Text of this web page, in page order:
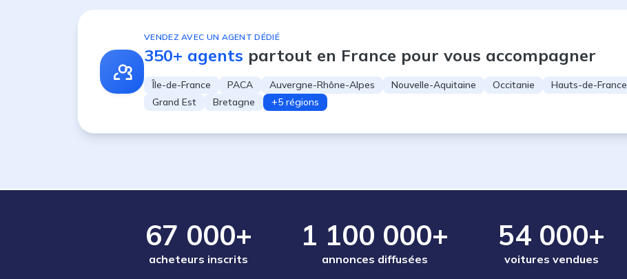
VENDEZ AVEC UN AGENT DÉDIÉ
350+ agents partout en France pour vous accompagner
Île-de-France PACA Auvergne-Rhône-Alpes Nouvelle-Aquitaine Occitanie
Hauts-de-France
Grand Est
Bretagne +5 régions
67 000+
acheteurs inscrits
1 100 000+
annonces diffusées
54 000+
voitures vendues